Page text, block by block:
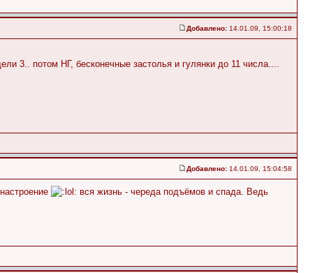
Добавлено: 14.01.09, 15:00:18
3.. потом НГ, бесконечные застолья и гулянки до 11 числа....
Добавлено: 14.01.09, 15:04:58
вся жизнь - череда подъёмов и спада. Ведь